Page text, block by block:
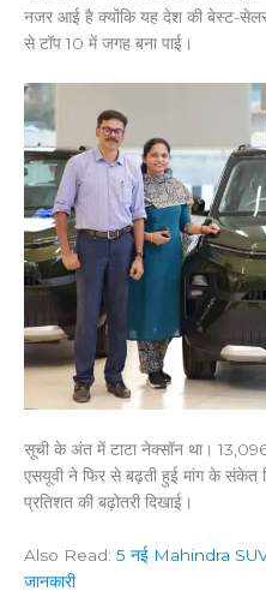
नजर आई है क्योंकि यह देश की बेस्ट-
से टॉप 10 में जगह बना पाई।
सूची के अंत में टाटा नेक्सॉन था।
एसयूवी ने फिर से बढ़ती हुई मांग के संकेत
प्रतिशत की बढ़ोतरी दिखाई।
Also Read: 5 नई Mahindra
जानकारी